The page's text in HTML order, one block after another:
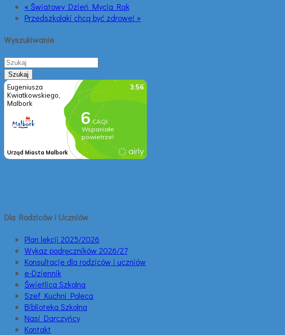
« Światowy Dzień Mycia Rąk
Przedszkolaki chcą być zdrowe! »
Wyszukiwanie
Dla Rodziców i Uczniów
Plan lekcji 2025/2026
Wykaz podręczników 2026/27
Konsultacje dla rodziców i uczniów
e-Dziennik
Świetlica Szkolna
Szef Kuchni Poleca
Biblioteka Szkolna
Nasi Darczyńcy
Kontakt